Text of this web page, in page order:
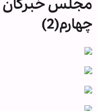
مجلس خبرگان
چهارم(2)